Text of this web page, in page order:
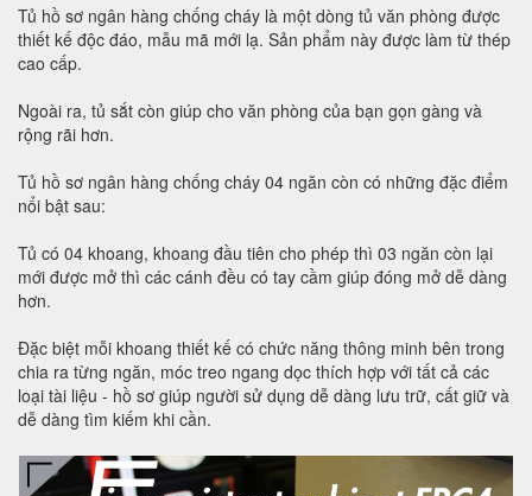
Tủ hồ sơ ngân hàng chống cháy là một dòng tủ văn phòng được
thiết kế độc đáo, mẫu mã mới lạ. Sản phẩm này được làm từ thép
cao cấp.
Ngoài ra, tủ sắt còn giúp cho văn phòng của bạn gọn gàng và
rộng rãi hơn.
Tủ hồ sơ ngân hàng chống cháy 04 ngăn còn có những đặc điểm
nổi bật sau:
Tủ có 04 khoang, khoang đầu tiên cho phép thì 03 ngăn còn lại
mới được mở thì các cánh đều có tay cầm giúp đóng mở dễ dàng
hơn.
Đặc biệt mỗi khoang thiết kế có chức năng thông minh bên trong
chia ra từng ngăn, móc treo ngang dọc thích hợp với tất cả các
loại tài liệu - hồ sơ giúp người sử dụng dễ dàng lưu trữ, cất giữ và
dễ dàng tìm kiếm khi cần.